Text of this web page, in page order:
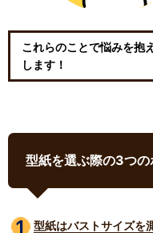
これらのことで悩みを抱
します！
型紙を選ぶ際の3つの
型紙はバストサイズを